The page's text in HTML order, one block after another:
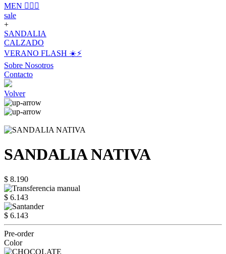
MEN 🙋🏽‍♂️
sale
+
SANDALIA
CALZADO
VERANO FLASH ☀️⚡️
Sobre Nosotros
Contacto
Volver
SANDALIA NATIVA
$ 8.190
$ 6.143
$ 6.143
Pre-order
Color